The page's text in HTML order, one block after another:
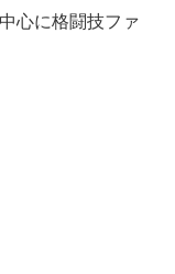
心に格闘技ファ